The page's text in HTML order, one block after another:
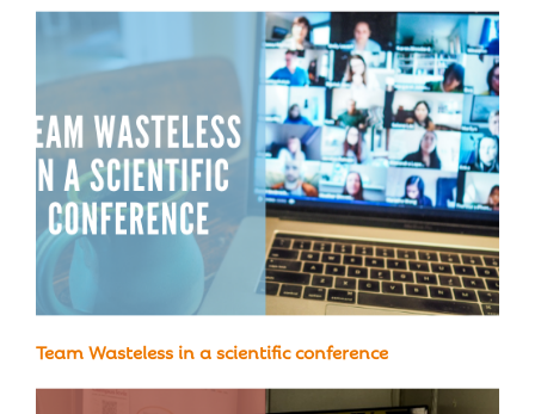
Team Wasteless in a scientific conference